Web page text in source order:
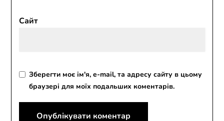
Сайт
Зберегти моє ім'я, e-mail, та адресу сайту в цьому
браузері для моїх подальших коментарів.